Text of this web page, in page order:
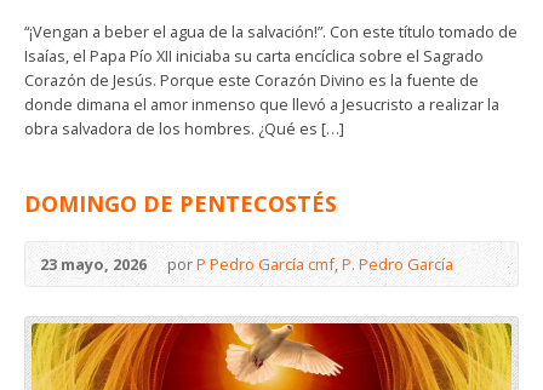
“¡Vengan a beber el agua de la salvación!”. Con este título tomado de
Isaías, el Papa Pío XII iniciaba su carta encíclica sobre el Sagrado
Corazón de Jesús. Porque este Corazón Divino es la fuente de
donde dimana el amor inmenso que llevó a Jesucristo a realizar la
obra salvadora de los hombres. ¿Qué es […]
DOMINGO DE PENTECOSTÉS
23 mayo, 2026 porP Pedro García cmf,P. Pedro García